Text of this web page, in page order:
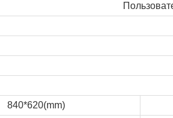
840*620(mm)